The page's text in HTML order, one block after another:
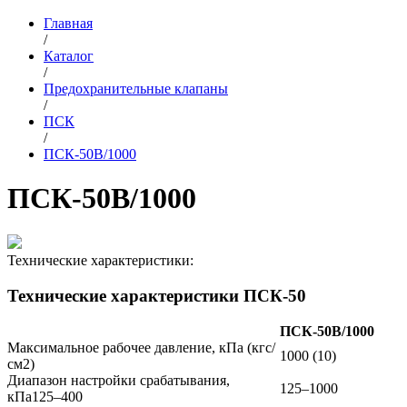
Главная
/
Каталог
/
Предохранительные клапаны
/
ПСК
/
ПСК-50В/1000
ПСК-50В/1000
Технические характеристики:
Технические характеристики ПСК-50
ПСК-50В/1000
Максимальное рабочее давление, кПа (кгс/
см2)
1000 (10)
Диапазон настройки срабатывания,
кПа125–400
125–1000